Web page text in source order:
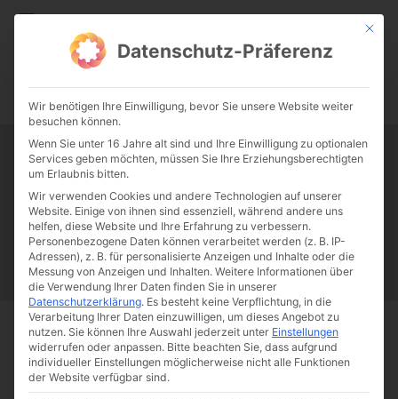
CATHWALK.DE
0:00 -:--
Tag:Apostolat
Papst Franziskus Ehe Sex Liebe Familie
Katholizismus
Franziskus
50 Jahre Humanae vitae Katholische Kirche
Start Schlagworte Apostolat
Mit
Datenschutz-Präferenz
Wir benötigen Ihre Einwilligung, bevor Sie unsere Website weiter
besuchen können.
Wenn Sie unter 16 Jahre alt sind und Ihre Einwilligung zu optionalen
Services geben möchten, müssen Sie Ihre Erziehungsberechtigten
um Erlaubnis bitten.
Wir verwenden Cookies und andere Technologien auf unserer
Website. Einige von ihnen sind essenziell, während andere uns
helfen, diese Website und Ihre Erfahrung zu verbessern.
Personenbezogene Daten können verarbeitet werden (z. B. IP-
Adressen), z. B. für personalisierte Anzeigen und Inhalte oder die
Messung von Anzeigen und Inhalten. Weitere Informationen über
die Verwendung Ihrer Daten finden Sie in unserer
Datenschutzerklärung. Es besteht keine Verpflichtung, in die
Verarbeitung Ihrer Daten einzuwilligen, um dieses Angebot zu
nutzen. Sie können Ihre Auswahl jederzeit unter Einstellungen
widerrufen oder anpassen. Bitte beachten Sie, dass aufgrund
individueller Einstellungen möglicherweise nicht alle Funktionen
der Website verfügbar sind.